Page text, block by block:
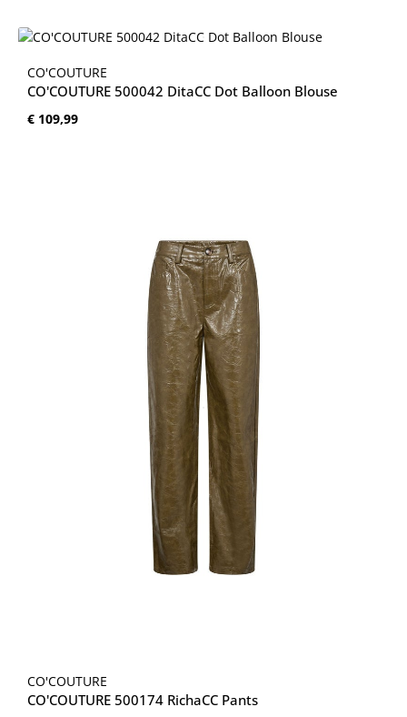
CO'COUTURE
CO'COUTURE 500042 DitaCC Dot Balloon Blouse
Normale prijs:
€ 109,99
CO'COUTURE
CO'COUTURE 500174 RichaCC Pants